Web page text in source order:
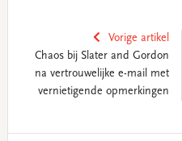
Vorige artikel
Chaos bij Slater and Gordon
na vertrouwelijke e-mail met
vernietigende opmerkingen